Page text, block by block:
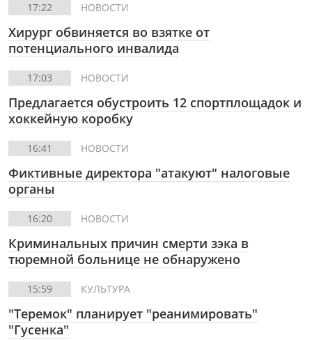
17:22 НОВОСТИ
Хирург обвиняется во взятке от
потенциального инвалида
17:03 НОВОСТИ
Предлагается обустроить 12 спортплощадок и
хоккейную коробку
16:41 НОВОСТИ
Фиктивные директора "атакуют" налоговые
органы
16:20 НОВОСТИ
Криминальных причин смерти зэка в
тюремной больнице не обнаружено
15:59 КУЛЬТУРА
"Теремок" планирует "реанимировать"
"Гусенка"